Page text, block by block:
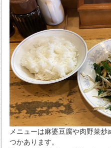
メニューは麻婆豆腐や肉野菜
つかあります。